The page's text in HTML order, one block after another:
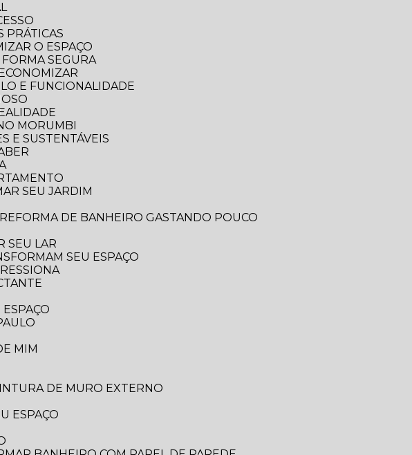
PRÁTICAS
O ESPAÇO
SEGURA
E FUNCIONALIDADE
MORUMBI
E SUSTENTÁVEIS
SEU JARDIM
REFORMA DE BANHEIRO GASTANDO POUCO
SEU LAR
SEU ESPAÇO
MIM
DE MURO EXTERNO
ESPAÇO